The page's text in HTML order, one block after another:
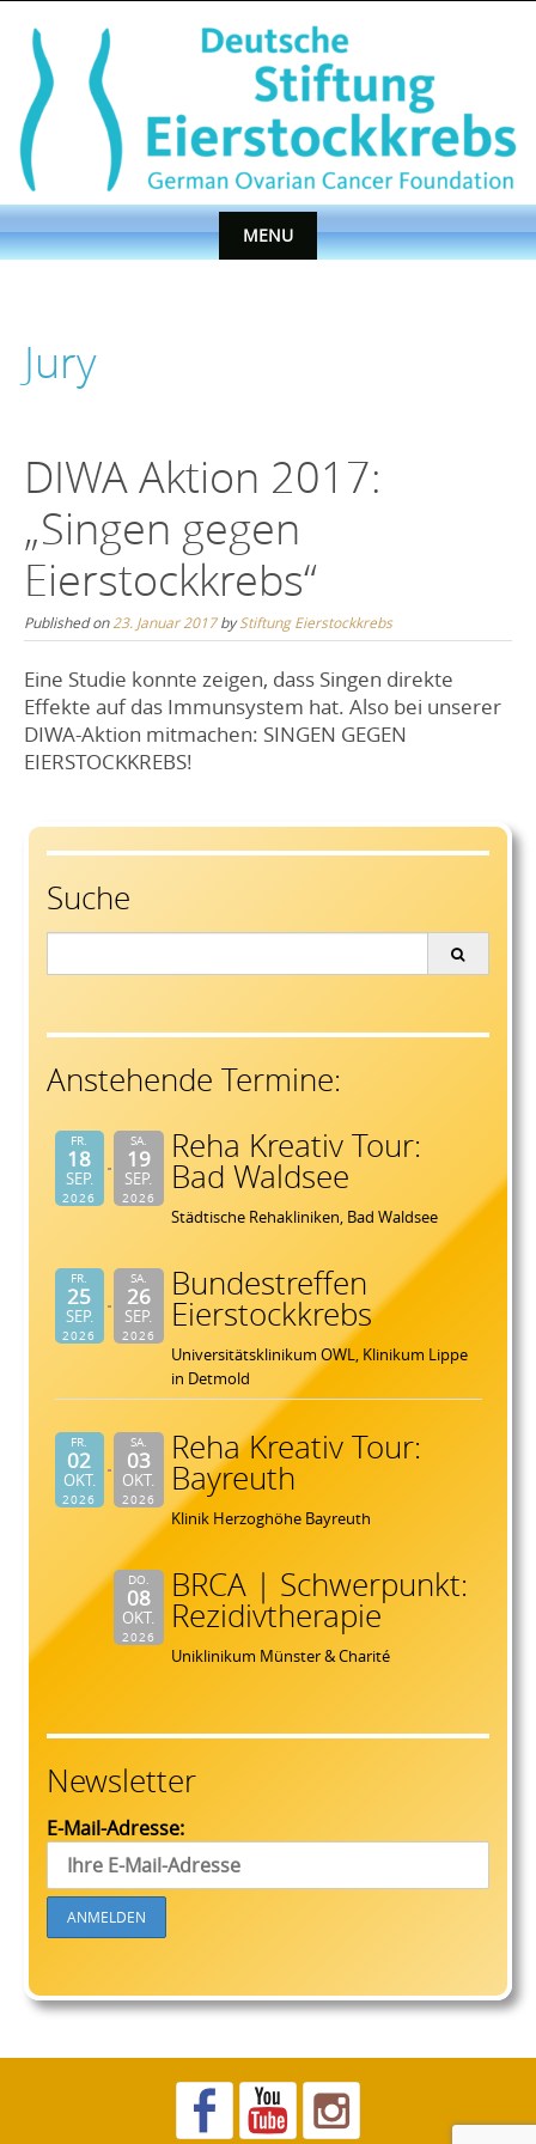
content
MENU
contentJury
DIWA Aktion 2017:
„Singen gegen
Eierstockkrebs“
Published on23. Januar 2017byStiftung Eierstockkrebs
Eine Studie konnte zeigen, dass Singen direkte
Effekte auf das Immunsystem hat. Also bei unserer
DIWA-Aktion mitmachen: SINGEN GEGEN
EIERSTOCKKREBS!
Suche
Anstehende Termine:
FR.
18
SEP.
2026
SA.
19
SEP.
2026
Reha Kreativ Tour:
Bad Waldsee
Städtische Rehakliniken, Bad Waldsee
FR.
25
SEP.
2026
SA.
26
SEP.
2026
Bundestreffen
Eierstockkrebs
Universitätsklinikum OWL, Klinikum Lippe
in Detmold
FR.
02
OKT.
2026
SA.
03
OKT.
2026
Reha Kreativ Tour:
Bayreuth
Klinik Herzoghöhe Bayreuth
DO.
08
OKT.
2026
BRCA | Schwerpunkt:
Rezidivtherapie
Uniklinikum Münster & Charité
Newsletter
E-Mail-Adresse: